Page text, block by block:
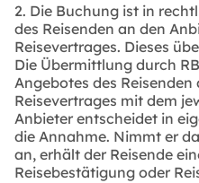
2. Die Buchung ist in
des Reisenden an den
Reisevertrages. Dieses
Die Übermittlung durch
Angebotes des
Reisevertrages mit dem
Anbieter entscheidet in
die Annahme. Nimmt er
an, erhält der Reisende
Reisebestätigung oder